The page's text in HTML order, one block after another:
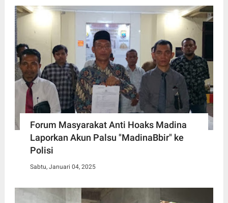
Forum Masyarakat Anti Hoaks Madina
Laporkan Akun Palsu "MadinaBbir" ke
Polisi
Sabtu, Januari 04, 2025